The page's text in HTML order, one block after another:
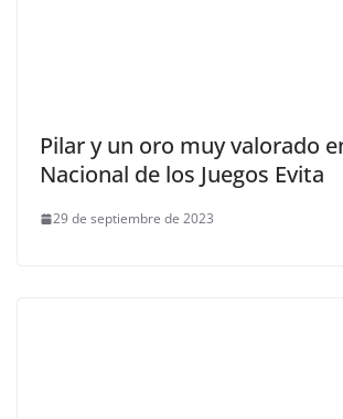
Pilar y un oro muy valorado
Nacional de los Juegos Evita
29 de septiembre de 2023